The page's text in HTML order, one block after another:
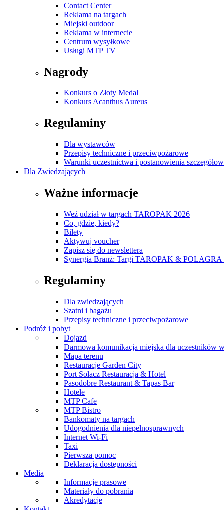
Contact Center
Reklama na targach
Miejski outdoor
Reklama w internecie
Centrum wysyłkowe
Usługi MTP TV
Nagrody
Konkurs o Złoty Medal
Konkurs Acanthus Aureus
Regulaminy
Dla wystawców
Przepisy techniczne i przeciwpożarowe
Warunki uczestnictwa i postanowienia
Dla Zwiedzających
Ważne informacje
Weź udział w targach TAROPAK 2026
Co, gdzie, kiedy?
Bilety
Aktywuj voucher
Zapisz się do newslettera
Synergia Branż: Targi TAROPAK & POLAGRA
Regulaminy
Dla zwiedzających
Szatni i bagażu
Przepisy techniczne i przeciwpożarowe
Podróż i pobyt
Dojazd
Darmowa komunikacja miejska dla uczestników
Mapa terenu
Restauracje Garden City
Port Sołacz Restauracja & Hotel
Pasodobre Restaurant & Tapas Bar
Hotele
MTP Cafe
MTP Bistro
Bankomaty na targach
Udogodnienia dla niepełnosprawnych
Internet Wi-Fi
Taxi
Pierwsza pomoc
Deklaracja dostępności
Media
Informacje prasowe
Materiały do pobrania
Akredytacje